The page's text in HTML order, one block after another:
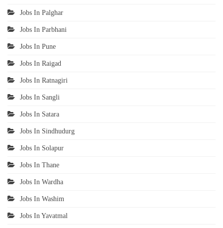
Jobs In Palghar
Jobs In Parbhani
Jobs In Pune
Jobs In Raigad
Jobs In Ratnagiri
Jobs In Sangli
Jobs In Satara
Jobs In Sindhudurg
Jobs In Solapur
Jobs In Thane
Jobs In Wardha
Jobs In Washim
Jobs In Yavatmal